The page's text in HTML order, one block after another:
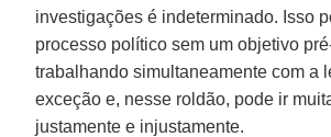
investigações é indeterminado. Isso
processo político sem um objetivo
trabalhando simultaneamente com a
exceção e, nesse roldão, pode ir
justamente e injustamente.